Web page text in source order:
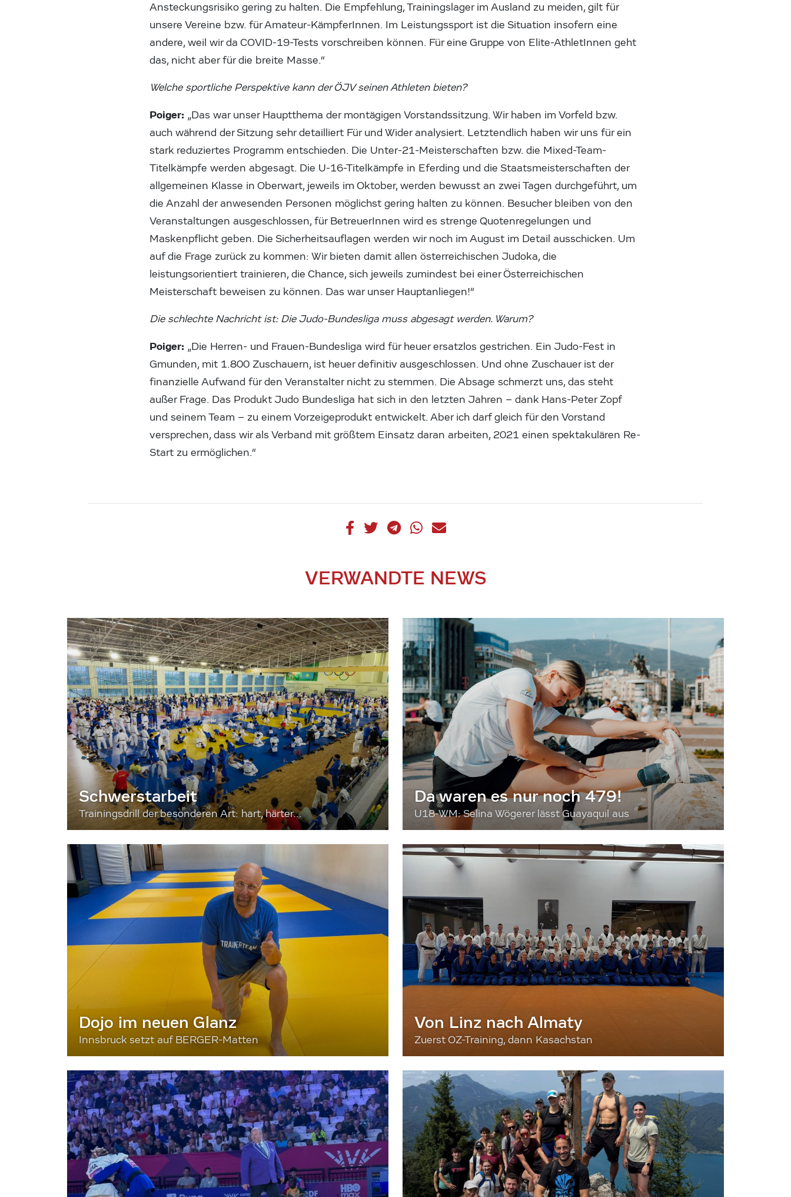
Ansteckungsrisiko gering zu halten. Die Empfehlung, Trainingslager im Ausland zu meiden, gilt für
unsere Vereine bzw. für Amateur-KämpferInnen. Im Leistungssport ist die Situation insofern eine
andere, weil wir da COVID-19-Tests vorschreiben können. Für eine Gruppe von Elite-AthletInnen geht
das, nicht aber für die breite Masse.“
Welche sportliche Perspektive kann der ÖJV seinen Athleten bieten?
Poiger: „Das war unser Hauptthema der montägigen Vorstandssitzung. Wir haben im Vorfeld bzw.
auch während der Sitzung sehr detailliert Für und Wider analysiert. Letztendlich haben wir uns für ein
stark reduziertes Programm entschieden. Die Unter-21-Meisterschaften bzw. die Mixed-Team-
Titelkämpfe werden abgesagt. Die U-16-Titelkämpfe in Eferding und die Staatsmeisterschaften der
allgemeinen Klasse in Oberwart, jeweils im Oktober, werden bewusst an zwei Tagen durchgeführt, um
die Anzahl der anwesenden Personen möglichst gering halten zu können. Besucher bleiben von den
Veranstaltungen ausgeschlossen, für BetreuerInnen wird es strenge Quotenregelungen und
Maskenpflicht geben. Die Sicherheitsauflagen werden wir noch im August im Detail ausschicken. Um
auf die Frage zurück zu kommen: Wir bieten damit allen österreichischen Judoka, die
leistungsorientiert trainieren, die Chance, sich jeweils zumindest bei einer Österreichischen
Meisterschaft beweisen zu können. Das war unser Hauptanliegen!“
Die schlechte Nachricht ist: Die Judo-Bundesliga muss abgesagt werden. Warum?
Poiger: „Die Herren- und Frauen-Bundesliga wird für heuer ersatzlos gestrichen. Ein Judo-Fest in
Gmunden, mit 1.800 Zuschauern, ist heuer definitiv ausgeschlossen. Und ohne Zuschauer ist der
finanzielle Aufwand für den Veranstalter nicht zu stemmen. Die Absage schmerzt uns, das steht
außer Frage. Das Produkt Judo Bundesliga hat sich in den letzten Jahren – dank Hans-Peter Zopf
und seinem Team – zu einem Vorzeigeprodukt entwickelt. Aber ich darf gleich für den Vorstand
versprechen, dass wir als Verband mit größtem Einsatz daran arbeiten, 2021 einen spektakulären Re-
Start zu ermöglichen.“
VERWANDTE NEWS
Schwerstarbeit
Trainingsdrill der besonderen Art: hart, härter...
Da waren es nur noch 479!
U18-WM: Selina Wögerer lässt Guayaquil aus
Dojo im neuen Glanz
Innsbruck setzt auf BERGER-Matten
Von Linz nach Almaty
Zuerst OZ-Training, dann Kasachstan